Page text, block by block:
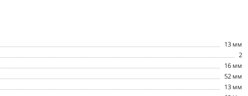
13 мм
2
16 мм
52 мм
13 мм